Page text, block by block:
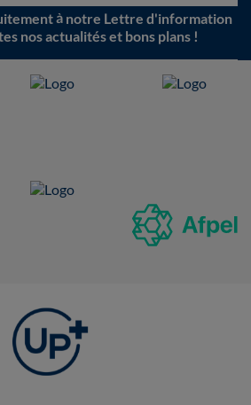
à notre Lettre d'information
nos actualités et bons plans !